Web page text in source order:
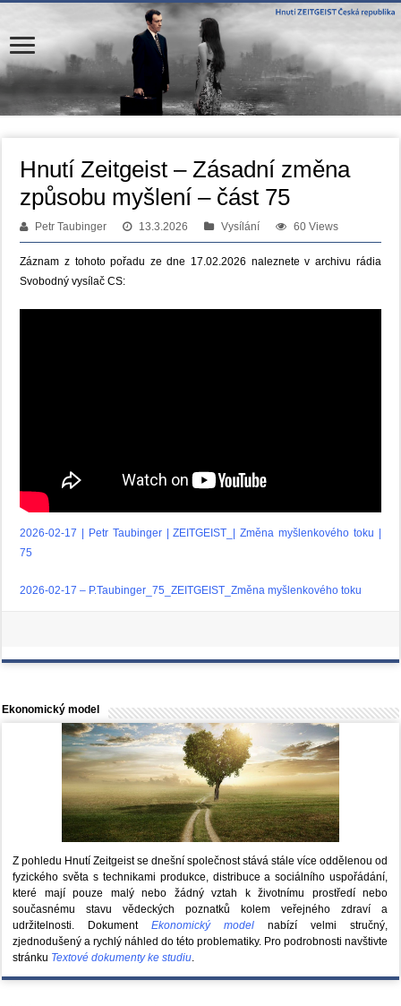
Hnutí Zeitgeist – Zásadní změna
způsobu myšlení – část 75
Petr Taubinger 13.3.2026 Vysílání 60 Views
Záznam z tohoto pořadu ze dne 17.02.2026 naleznete v archivu rádia
Svobodný vysílač CS:
2026-02-17 | Petr Taubinger | ZEITGEIST_| Změna myšlenkového toku |
75
2026-02-17 – P.Taubinger_75_ZEITGEIST_Změna myšlenkového toku
Ekonomický model
Z pohledu Hnutí Zeitgeist se dnešní společnost stává stále více oddělenou od
fyzického světa s technikami produkce, distribuce a sociálního uspořádání,
které mají pouze malý nebo žádný vztah k životnímu prostředí nebo
současnému stavu vědeckých poznatků kolem veřejného zdraví a
udržitelnosti. DokumentEkonomický model nabízí velmi stručný,
zjednodušený a rychlý náhled do této problematiky. Pro podrobnosti navštivte
stránku Textové dokumenty ke studiu.